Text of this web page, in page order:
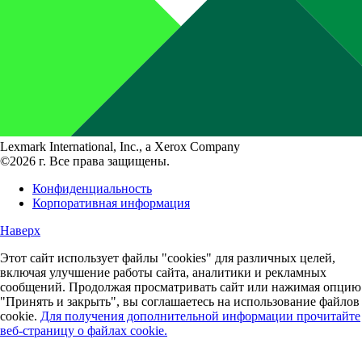
Lexmark International, Inc., a Xerox Company
©2026 г. Все права защищены.
Конфиденциальность
Корпоративная информация
Наверх
Этот сайт использует файлы "cookies" для различных целей,
включая улучшение работы сайта, аналитики и рекламных
сообщений. Продолжая просматривать сайт или нажимая опцию
"Принять и закрыть", вы соглашаетесь на использование файлов
cookie. Для получения дополнительной информации прочитайте
веб-страницу о файлах cookie.